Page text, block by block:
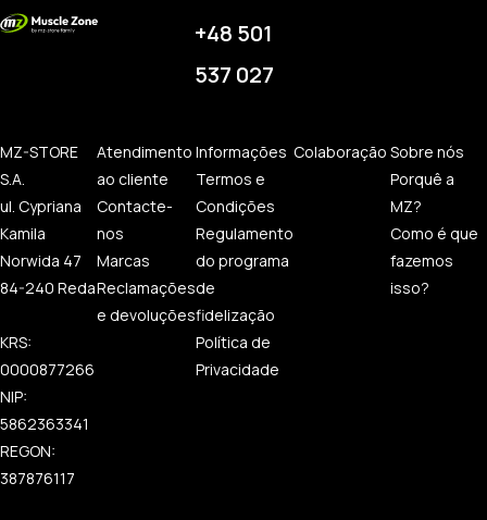
+48 501
537 027
MZ-STORE
S.A.
ul. Cypriana
Kamila
Norwida 47
84-240 Reda
KRS:
0000877266
NIP:
5862363341
REGON:
387876117
Atendimento
ao cliente
Contacte-
nos
Marcas
Reclamações
e devoluções
Informações
Termos e
Condições
Regulamento
do programa
de
fidelização
Política de
Privacidade
Colaboração Sobre nós
Porquê a
MZ?
Como é que
fazemos
isso?